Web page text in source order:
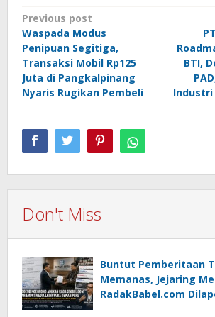
Post
navigation
Previous post
Waspada Modus
Penipuan Segitiga,
Transaksi Mobil Rp125
Juta di Pangkalpinang
Nyaris Rugikan Pembeli
BTI,
Industri
Don't Miss
Buntut Pemberitaan
Memanas, Jejaring
RadakBabel.com